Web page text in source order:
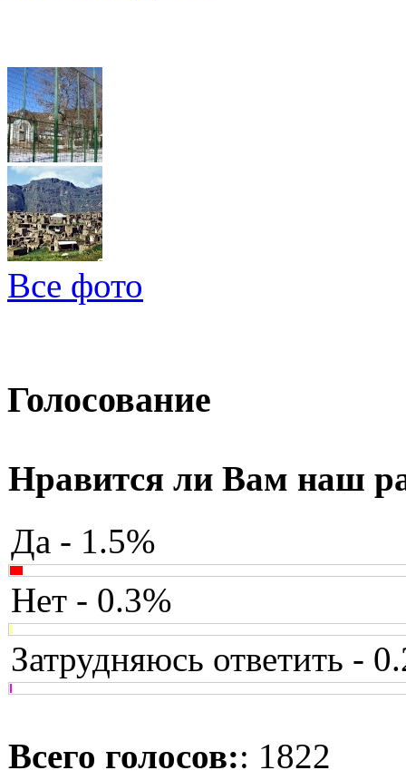
Все фото
Голосование
Нравится ли Вам наш
Да - 1.5%
Нет - 0.3%
Затрудняюсь ответить -
Всего голосов:: 1822